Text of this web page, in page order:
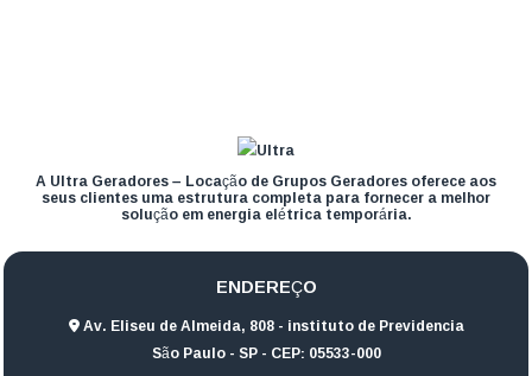
A Ultra Geradores – Locação de Grupos Geradores oferece aos
seus clientes uma estrutura completa para fornecer a melhor
solução em energia elétrica temporária.
ENDEREÇO
Av. Eliseu de Almeida, 808 - instituto de Previdencia
São Paulo - SP - CEP: 05533-000